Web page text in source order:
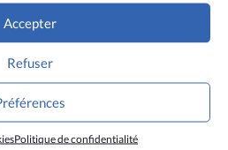
Accepter
Refuser
Politique de confidentialité